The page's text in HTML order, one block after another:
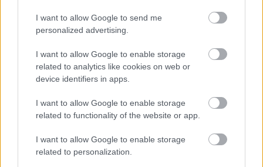
I want to allow Google to send me
personalized advertising.
I want to allow Google to enable storage
related to analytics like cookies on web or
device identifiers in apps.
I want to allow Google to enable storage
related to functionality of the website or app.
I want to allow Google to enable storage
related to personalization.
Από εκεί και πέρα, και οι τρεις παραπάνω εκδόσεις θα
έχουν εξατομικευμένο εσωτερικό, πακέτα εσωτερικών